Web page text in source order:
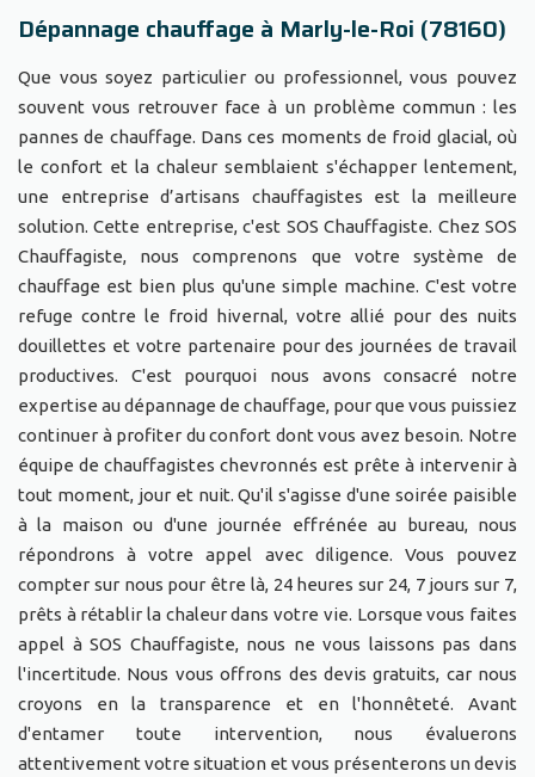
Dépannage chauffage à Marly-le-Roi (78160)
Que vous soyez particulier ou professionnel, vous pouvez
souvent vous retrouver face à un problème commun : les
pannes de chauffage. Dans ces moments de froid glacial, où
le confort et la chaleur semblaient s'échapper lentement,
une entreprise d’artisans chauffagistes est la meilleure
solution. Cette entreprise, c'est SOS Chauffagiste. Chez SOS
Chauffagiste, nous comprenons que votre système de
chauffage est bien plus qu'une simple machine. C'est votre
refuge contre le froid hivernal, votre allié pour des nuits
douillettes et votre partenaire pour des journées de travail
productives. C'est pourquoi nous avons consacré notre
expertise au dépannage de chauffage, pour que vous puissiez
continuer à profiter du confort dont vous avez besoin. Notre
équipe de chauffagistes chevronnés est prête à intervenir à
tout moment, jour et nuit. Qu'il s'agisse d'une soirée paisible
à la maison ou d'une journée effrénée au bureau, nous
répondrons à votre appel avec diligence. Vous pouvez
compter sur nous pour être là, 24 heures sur 24, 7 jours sur 7,
prêts à rétablir la chaleur dans votre vie. Lorsque vous faites
appel à SOS Chauffagiste, nous ne vous laissons pas dans
l'incertitude. Nous vous offrons des devis gratuits, car nous
croyons en la transparence et en l'honnêteté. Avant
d'entamer toute intervention, nous évaluerons
attentivement votre situation et vous présenterons un devis